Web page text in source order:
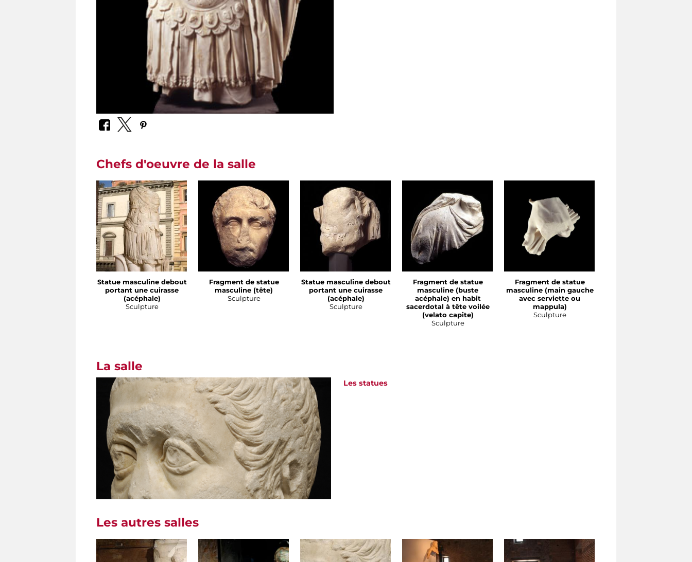
Chefs d'oeuvre de la salle
Statue masculine debout
portant une cuirasse
(acéphale)
Sculpture
Fragment de statue
masculine (tête)
Sculpture
Statue masculine debout
portant une cuirasse
(acéphale)
Sculpture
Fragment de statue
masculine (buste
acéphale) en habit
sacerdotal à tête voilée
(velato capite)
Sculpture
Fragment de statue
masculine (main gauche
avec serviette ou
mappula)
Sculpture
La salle
Les statues
Les autres salles